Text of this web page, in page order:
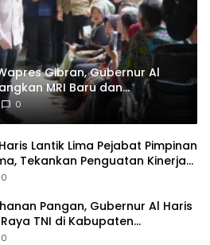
Gibran, Gubernur Al
MRI Baru dan
Spesialis untuk RSUD
0
Lantik Lima Pejabat Pimpinan
Tekankan Penguatan Kinerja
0
Pangan, Gubernur Al Haris
TNI di Kabupaten
Timur
0